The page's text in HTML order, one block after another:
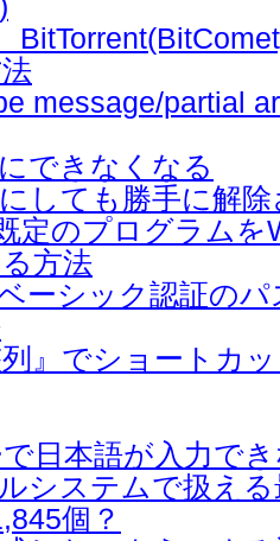
message/partial
できなくなる
しても勝手に解
定のプログラムを
方法
ーシック認証の
列』でショートカ
日本語が入力で
システムで扱え
個？